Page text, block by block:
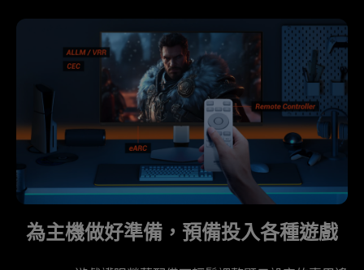
為主機做好準備，預備投入各種遊戲